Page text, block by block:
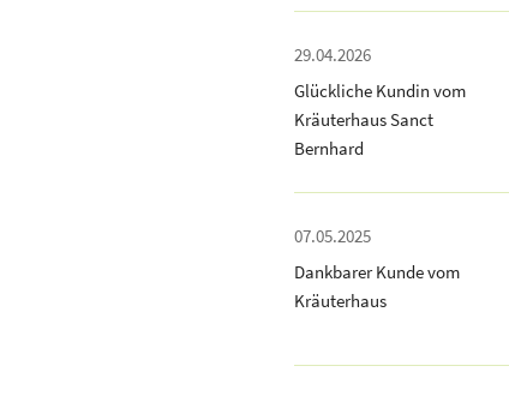
29.04.2026
Glückliche Kundin vom
Kräuterhaus Sanct
Bernhard
07.05.2025
Dankbarer Kunde vom
Kräuterhaus